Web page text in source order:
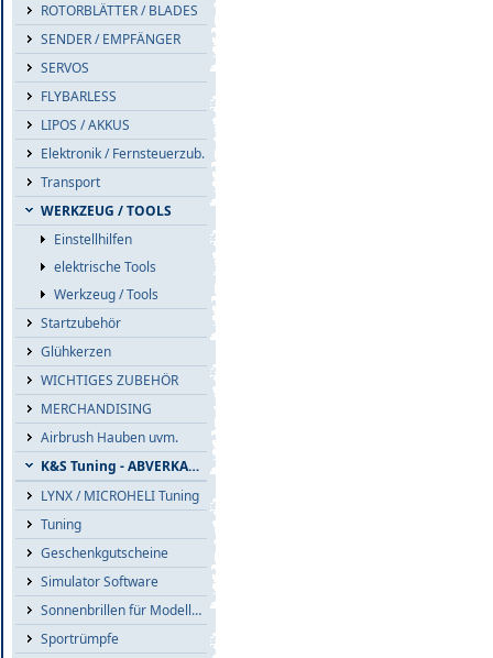
ROTORBLÄTTER / BLADES
SENDER / EMPFÄNGER
SERVOS
FLYBARLESS
LIPOS / AKKUS
Elektronik / Fernsteuerzub.
Transport
WERKZEUG / TOOLS
Einstellhilfen
elektrische Tools
Werkzeug / Tools
Startzubehör
Glühkerzen
WICHTIGES ZUBEHÖR
MERCHANDISING
Airbrush Hauben uvm.
K&S Tuning - ABVERKAUF
LYNX / MICROHELI Tuning
Tuning
Geschenkgutscheine
Simulator Software
Sonnenbrillen für Modellflieger
Sportrümpfe